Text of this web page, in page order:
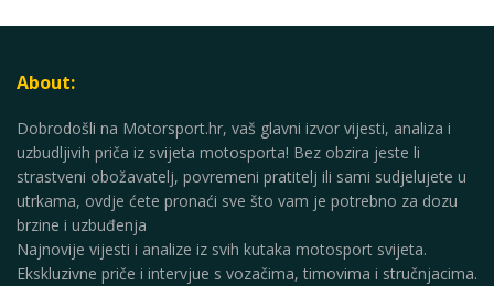
About:
Dobrodošli na Motorsport.hr, vaš glavni izvor vijesti, analiza i
uzbudljivih priča iz svijeta motosporta! Bez obzira jeste li
strastveni obožavatelj, povremeni pratitelj ili sami sudjelujete u
utrkama, ovdje ćete pronaći sve što vam je potrebno za dozu
brzine i uzbuđenja
Najnovije vijesti i analize iz svih kutaka motosport svijeta.
Ekskluzivne priče i intervjue s vozačima, timovima i stručnjacima.